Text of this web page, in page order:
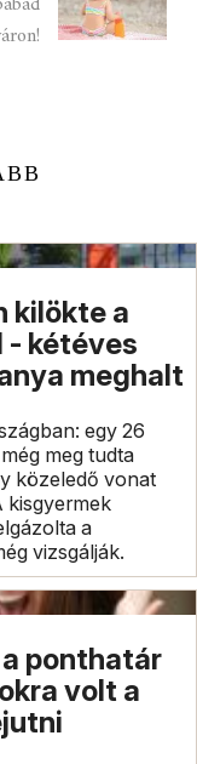
kilökte a
- kétéves
meghalt
egy 26
meg tudta
közeledő vonat
kisgyermek
a
vizsgálják.
ponthatár
volt a